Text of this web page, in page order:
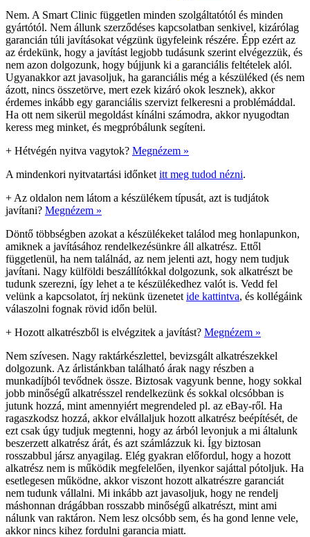
Nem. A Smart Clinic független minden szolgáltatótól és minden
gyártótól. Nem állunk szerződéses kapcsolatban senkivel, kizárólag
garancián túli javításokat végzünk ügyfeleink részére. Épp ezért az
az érdekünk, hogy a javítást legjobb tudásunk szerint elvégezzük, és
nem azon dolgozunk, hogy bújjunk ki a garanciális feltételek alól.
Ugyanakkor azt javasoljuk, ha garanciális még a készüléked (és nem
ázott, nincs összetörve, mert ezek kizáró okok lesznek), akkor
érdemes inkább egy garanciális szervizt felkeresni a problémáddal.
Ha ott nem sikerül megoldást kínálni számodra, akkor nyugodtan
keress meg minket, és megpróbálunk segíteni.
+ Hétvégén nyitva vagytok? Megnézem »
A mindenkori nyitvatartási időnket itt meg tudod nézni.
+ Az oldalon nem látom a készülékem típusát, azt is tudjátok
javítani? Megnézem »
Döntő többségben azokat a készülékeket találod meg honlapunkon,
amiknek a javításához rendelkezésünkre áll alkatrész. Ettől
függetlenül, ha nem találnád, az nem jelenti azt, hogy nem tudjuk
javítani. Nagy külföldi beszállítókkal dolgozunk, sok alkatrészt be
tudunk szerezni, így lehet a te készülékedhez valót is. Vedd fel
velünk a kapcsolatot, írj nekünk üzenetet ide kattintva, és kollégáink
válaszolni fognak rövid időn belül.
+ Hozott alkatrészből is elvégzitek a javítást? Megnézem »
Nem szívesen. Nagy raktárkészlettel, bevizsgált alkatrészekkel
dolgozunk. Az árlistánkban található árak nagy részben a
munkadíjból tevődnek össze. Biztosak vagyunk benne, hogy sokkal
jobb minőségű alkatrésszel rendelkezünk és sokkal olcsóbban is
jutunk hozzá, mint amennyiért megrendeled pl. az eBay-ről. Ha
ragaszkodsz hozzá, akkor elvállaljuk hozott alkatrész beépítését, de
ezt csak úgy tudjuk megtenni, hogy az árból levonjuk a mi általunk
beszerzett alkatrész árát, és azt számlázzuk ki. Így biztosan
rosszabbul jársz anyagilag. Elég gyakran előfordul, hogy a hozott
alkatrész nem is működik megfelelően, ilyenkor sajáttal pótoljuk. Ha
esetlegesen működne, akkor viszont hozott alkatrészre garanciát
nem tudunk vállalni. Mi inkább azt javasoljuk, hogy ne rendelj
máshonnan drágábban rosszabb minőségű alkatrészt, mint ami
nálunk van raktáron. Nem lesz olcsóbb sem, és ha gond lenne vele,
akkor nincs kihez fordulni garancia miatt.